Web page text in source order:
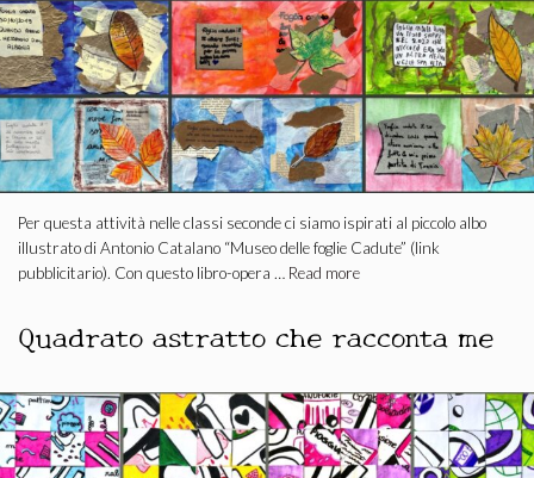
Per questa attività nelle classi seconde ci siamo ispirati al piccolo albo
illustrato di Antonio Catalano “Museo delle foglie Cadute” (link
pubblicitario). Con questo libro-opera … Read more
Quadrato astratto che racconta me